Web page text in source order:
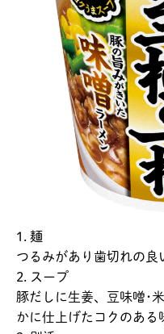
1. 麺
つるみがあり歯切れの良
2. スープ
豚だしに生姜、豆味噌･
かに仕上げたコクのある